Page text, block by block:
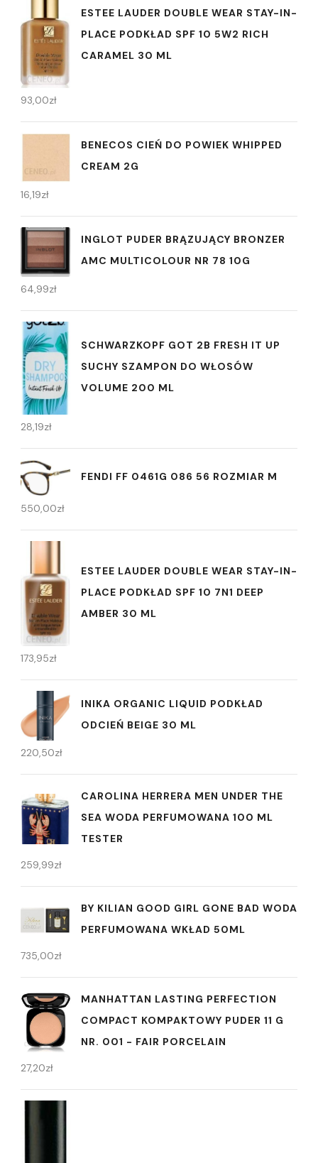
ESTEE LAUDER DOUBLE WEAR STAY-IN-
PLACE PODKŁAD SPF 10 5W2 RICH
CARAMEL 30 ML
93,00zł
BENECOS CIEŃ DO POWIEK WHIPPED
CREAM 2G
16,19zł
INGLOT PUDER BRĄZUJĄCY BRONZER
AMC MULTICOLOUR NR 78 10G
64,99zł
SCHWARZKOPF GOT 2B FRESH IT UP
SUCHY SZAMPON DO WŁOSÓW
VOLUME 200 ML
28,19zł
FENDI FF 0461G 086 56 ROZMIAR M
550,00zł
ESTEE LAUDER DOUBLE WEAR STAY-IN-
PLACE PODKŁAD SPF 10 7N1 DEEP
AMBER 30 ML
173,95zł
INIKA ORGANIC LIQUID PODKŁAD
ODCIEŃ BEIGE 30 ML
220,50zł
CAROLINA HERRERA MEN UNDER THE
SEA WODA PERFUMOWANA 100 ML
TESTER
259,99zł
BY KILIAN GOOD GIRL GONE BAD WODA
PERFUMOWANA WKŁAD 50ML
735,00zł
MANHATTAN LASTING PERFECTION
COMPACT KOMPAKTOWY PUDER 11 G
NR. 001 - FAIR PORCELAIN
27,20zł